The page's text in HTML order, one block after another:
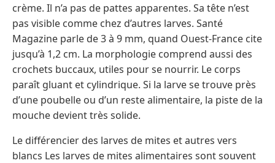
crème. Il n’a pas de pattes apparentes. Sa tête n’est
pas visible comme chez d’autres larves. Santé
Magazine parle de 3 à 9 mm, quand Ouest-France cite
jusqu’à 1,2 cm. La morphologie comprend aussi des
crochets buccaux, utiles pour se nourrir. Le corps
paraît gluant et cylindrique. Si la larve se trouve près
d’une poubelle ou d’un reste alimentaire, la piste de la
mouche devient très solide.
Le différencier des larves de mites et autres vers
blancs Les larves de mites alimentaires sont souvent